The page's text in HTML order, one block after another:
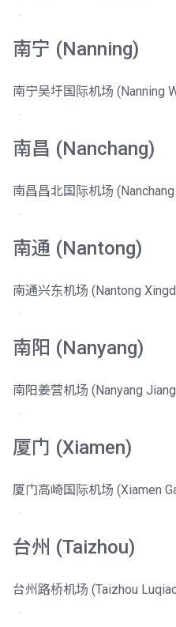
南宁 (Nanning)
南宁吴圩国际机场 (Nanning
南昌 (Nanchang)
南昌昌北国际机场
南通 (Nantong)
南通兴东机场 (Nantong
南阳 (Nanyang)
南阳姜营机场 (Nanyang
厦门 (Xiamen)
厦门高崎国际机场 (Xiamen
台州 (Taizhou)
台州路桥机场 (Taizhou